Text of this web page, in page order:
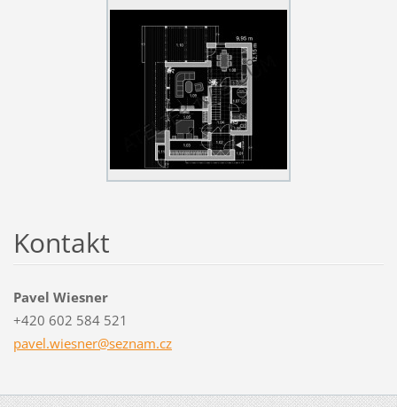
Kontakt
Pavel Wiesner
+420 602 584 521
pavel.wiesner@seznam.cz